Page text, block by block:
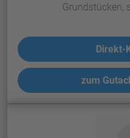
Grundstücken,
Direkt-
zum